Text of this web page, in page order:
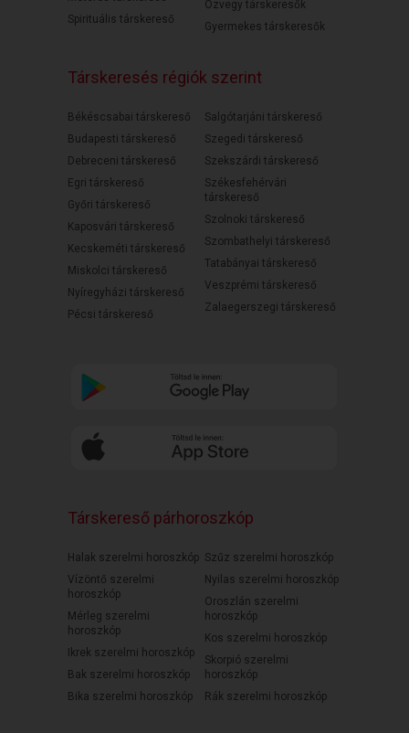
Spirituális társkereső
Özvegy társkeresők
Gyermekes társkeresők
Társkeresés régiók szerint
Békéscsabai társkereső
Budapesti társkereső
Debreceni társkereső
Egri társkereső
Győri társkereső
Kaposvári társkereső
Kecskeméti társkereső
Miskolci társkereső
Nyíregyházi társkereső
Pécsi társkereső
Salgótarjáni társkereső
Szegedi társkereső
Szekszárdi társkereső
Székesfehérvári
társkereső
Szolnoki társkereső
Szombathelyi társkereső
Tatabányai társkereső
Veszprémi társkereső
Zalaegerszegi társkereső
Társkereső párhoroszkóp
Halak szerelmi horoszkóp
Vízöntő szerelmi
horoszkóp
Mérleg szerelmi
horoszkóp
Ikrek szerelmi horoszkóp
Bak szerelmi horoszkóp
Bika szerelmi horoszkóp
Szűz szerelmi horoszkóp
Nyilas szerelmi horoszkóp
Oroszlán szerelmi
horoszkóp
Kos szerelmi horoszkóp
Skorpió szerelmi
horoszkóp
Rák szerelmi horoszkóp